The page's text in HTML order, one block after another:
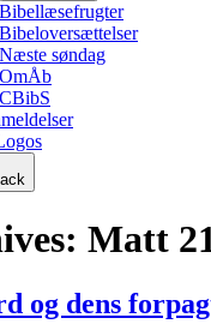
Bibellæsefrugter
Bibeloversættelser
Næste søndag
OmÅb
CBibS
Matt
og dens